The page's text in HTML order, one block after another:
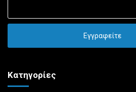
Κατηγορίες